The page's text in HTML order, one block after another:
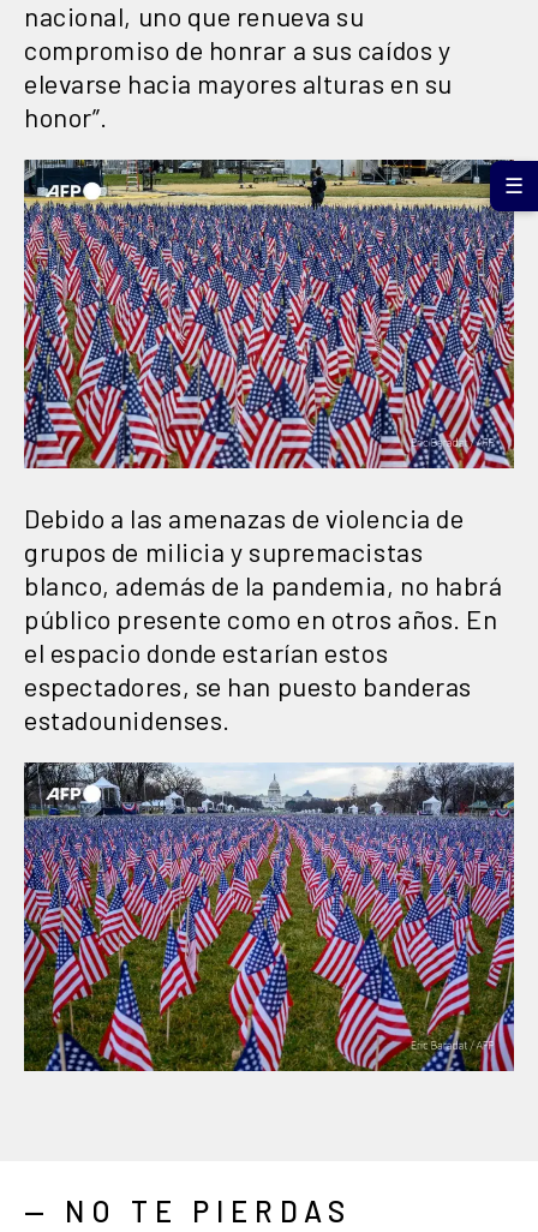
nacional, uno que renueva su
compromiso de honrar a sus caídos y
elevarse hacia mayores alturas en su
honor”.
Debido a las amenazas de violencia de
grupos de milicia y supremacistas
blanco, además de la pandemia, no habrá
público presente como en otros años. En
el espacio donde estarían estos
espectadores, se han puesto banderas
estadounidenses.
— NO TE PIERDAS
☰